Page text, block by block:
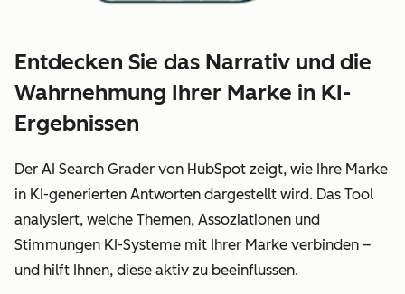
Entdecken Sie das Narrativ und die
Wahrnehmung Ihrer Marke in KI-
Ergebnissen
Der AI Search Grader von HubSpot zeigt, wie Ihre Marke
in KI-generierten Antworten dargestellt wird. Das Tool
analysiert, welche Themen, Assoziationen und
Stimmungen KI-Systeme mit Ihrer Marke verbinden –
und hilft Ihnen, diese aktiv zu beeinflussen.